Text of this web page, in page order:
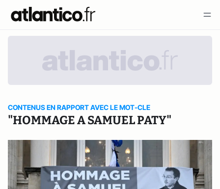
CONTENUS EN RAPPORT AVEC LE MOT-CLE
"HOMMAGE A SAMUEL PATY"